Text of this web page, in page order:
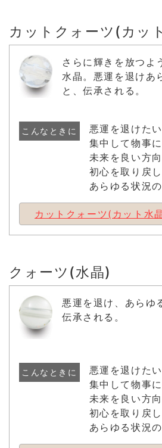
カットクォーツ(カッ
さらに輝きを放つよ
水晶。悪運を退けあ
と、伝承される。
こんなときに
悪運を退けた
集中して物事
未来を良い方
初心を取り戻
あらゆる状況
カットクォーツ(カット水
クォーツ(水晶)
悪運を退け、あらゆ
伝承される。
こんなときに
悪運を退けた
集中して物事
未来を良い方
初心を取り戻
あらゆる状況